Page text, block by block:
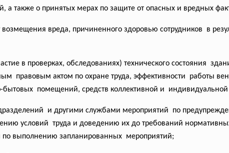
а также о принятых мерах по защите от опасных и вредных
вреда, причиненного здоровью сотрудников в
в проверках, обследованиях) технического состояния
правовым актом по охране труда, эффективности работы
бытовых помещений, средств коллективной и
и другими службами мероприятий по
условий труда и доведению их до требований
выполнению запланированных мероприятий;